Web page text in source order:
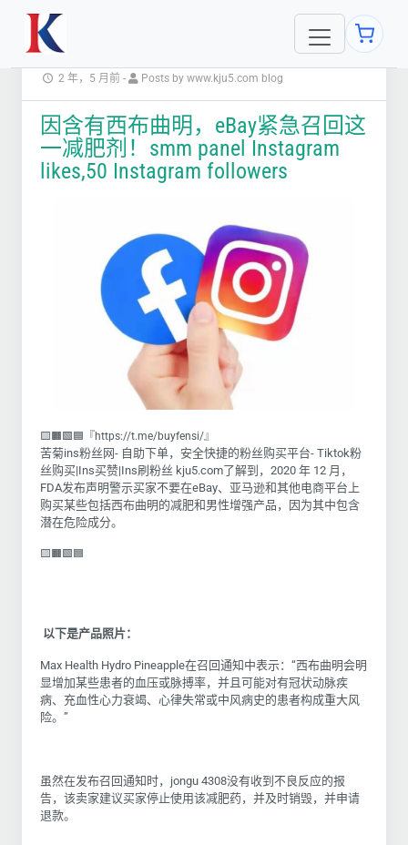
2 年，5 月前 - Posts by www.kju5.com blog
因含有西布曲明，eBay紧急召回这
一减肥剂！smm panel Instagram
likes,50 Instagram followers
🟨🟧🟩🟦『https://t.me/buyfensi/』
苦菊ins粉丝网- 自助下单，安全快捷的粉丝购买平台- Tiktok粉
丝购买|Ins买赞|Ins刷粉丝 kju5.com了解到，2020 年 12 月，
FDA发布声明警示买家不要在eBay、亚马逊和其他电商平台上
购买某些包括西布曲明的减肥和男性增强产品，因为其中包含
潜在危险成分。
🟨🟧🟩🟦
以下是产品照片：
Max Health Hydro Pineapple在召回通知中表示：“西布曲明会明
显增加某些患者的血压或脉搏率，并且可能对有冠状动脉疾
病、充血性心力衰竭、心律失常或中风病史的患者构成重大风
险。”
虽然在发布召回通知时，jongu 4308没有收到不良反应的报
告，该卖家建议买家停止使用该减肥药，并及时销毁，并申请
退款。